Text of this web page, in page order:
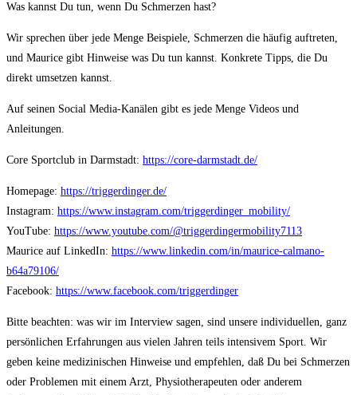
Was kannst Du tun, wenn Du Schmerzen hast?
Wir sprechen über jede Menge Beispiele, Schmerzen die häufig auftreten,
und Maurice gibt Hinweise was Du tun kannst. Konkrete Tipps, die Du
direkt umsetzen kannst.
Auf seinen Social Media-Kanälen gibt es jede Menge Videos und
Anleitungen.
Core Sportclub in Darmstadt: https://core-darmstadt.de/
Homepage: https://triggerdinger.de/
Instagram: https://www.instagram.com/triggerdinger_mobility/
YouTube: https://www.youtube.com/@triggerdingermobility7113
Maurice auf LinkedIn: https://www.linkedin.com/in/maurice-calmano-
b64a79106/
Facebook: https://www.facebook.com/triggerdinger
Bitte beachten: was wir im Interview sagen, sind unsere individuellen, ganz
persönlichen Erfahrungen aus vielen Jahren teils intensivem Sport. Wir
geben keine medizinischen Hinweise und empfehlen, daß Du bei Schmerzen
oder Problemen mit einem Arzt, Physiotherapeuten oder anderem